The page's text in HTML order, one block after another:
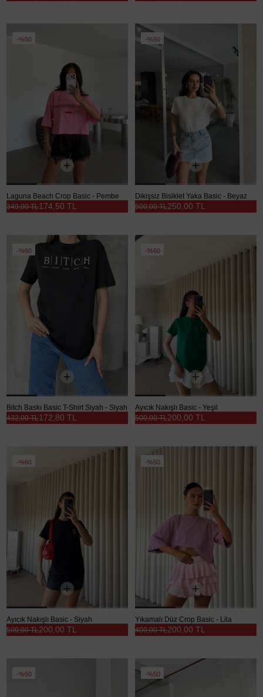
%50
Laguna Beach Crop Basic - Pembe
174,50 TL
349,00 TL
%50
Dikişsiz Bisiklet Yaka Basic - Beyaz
250,00 TL
500,00 TL
%60
Bitch Baskı Basic T-Shirt Siyah - Siyah
172,80 TL
432,00 TL
%60
Ayıcık Nakışlı Basic - Yeşil
200,00 TL
500,00 TL
%60
Ayıcık Nakışlı Basic - Siyah
200,00 TL
500,00 TL
%50
Yıkamalı Düz Crop Basic - Lila
200,00 TL
400,00 TL
%50 %50